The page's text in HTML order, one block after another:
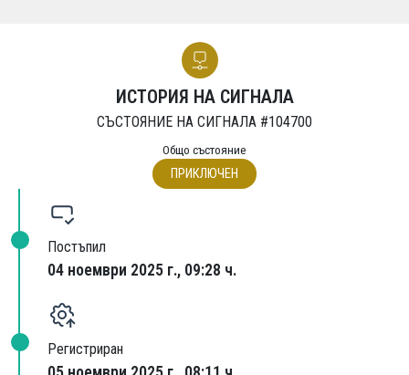
ИСТОРИЯ НА СИГНАЛА
СЪСТОЯНИЕ НА СИГНАЛА #104700
Общо състояние
ПРИКЛЮЧЕН
Постъпил
04 ноември 2025 г., 09:28 ч.
Регистриран